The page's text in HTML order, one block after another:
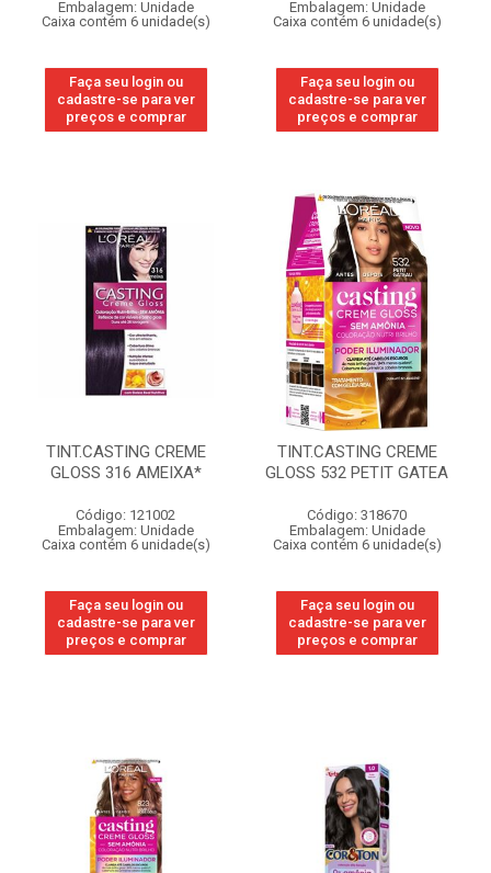
Embalagem: Unidade
Caixa contém 6 unidade(s)
Faça seu login ou
cadastre-se para ver
preços e comprar
Embalagem: Unidade
Caixa contém 6 unidade(s)
Faça seu login ou
cadastre-se para ver
preços e comprar
TINT.CASTING CREME
GLOSS 316 AMEIXA*
Código: 121002
Embalagem: Unidade
Caixa contém 6 unidade(s)
Faça seu login ou
cadastre-se para ver
preços e comprar
TINT.CASTING CREME
GLOSS 532 PETIT GATEA
Código: 318670
Embalagem: Unidade
Caixa contém 6 unidade(s)
Faça seu login ou
cadastre-se para ver
preços e comprar